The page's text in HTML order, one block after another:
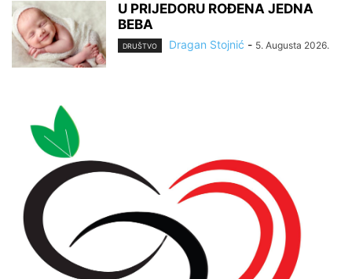
U PRIJEDORU ROĐENA JEDNA
BEBA
DRUŠTVO Dragan Stojnić - 5. Augusta 2026.